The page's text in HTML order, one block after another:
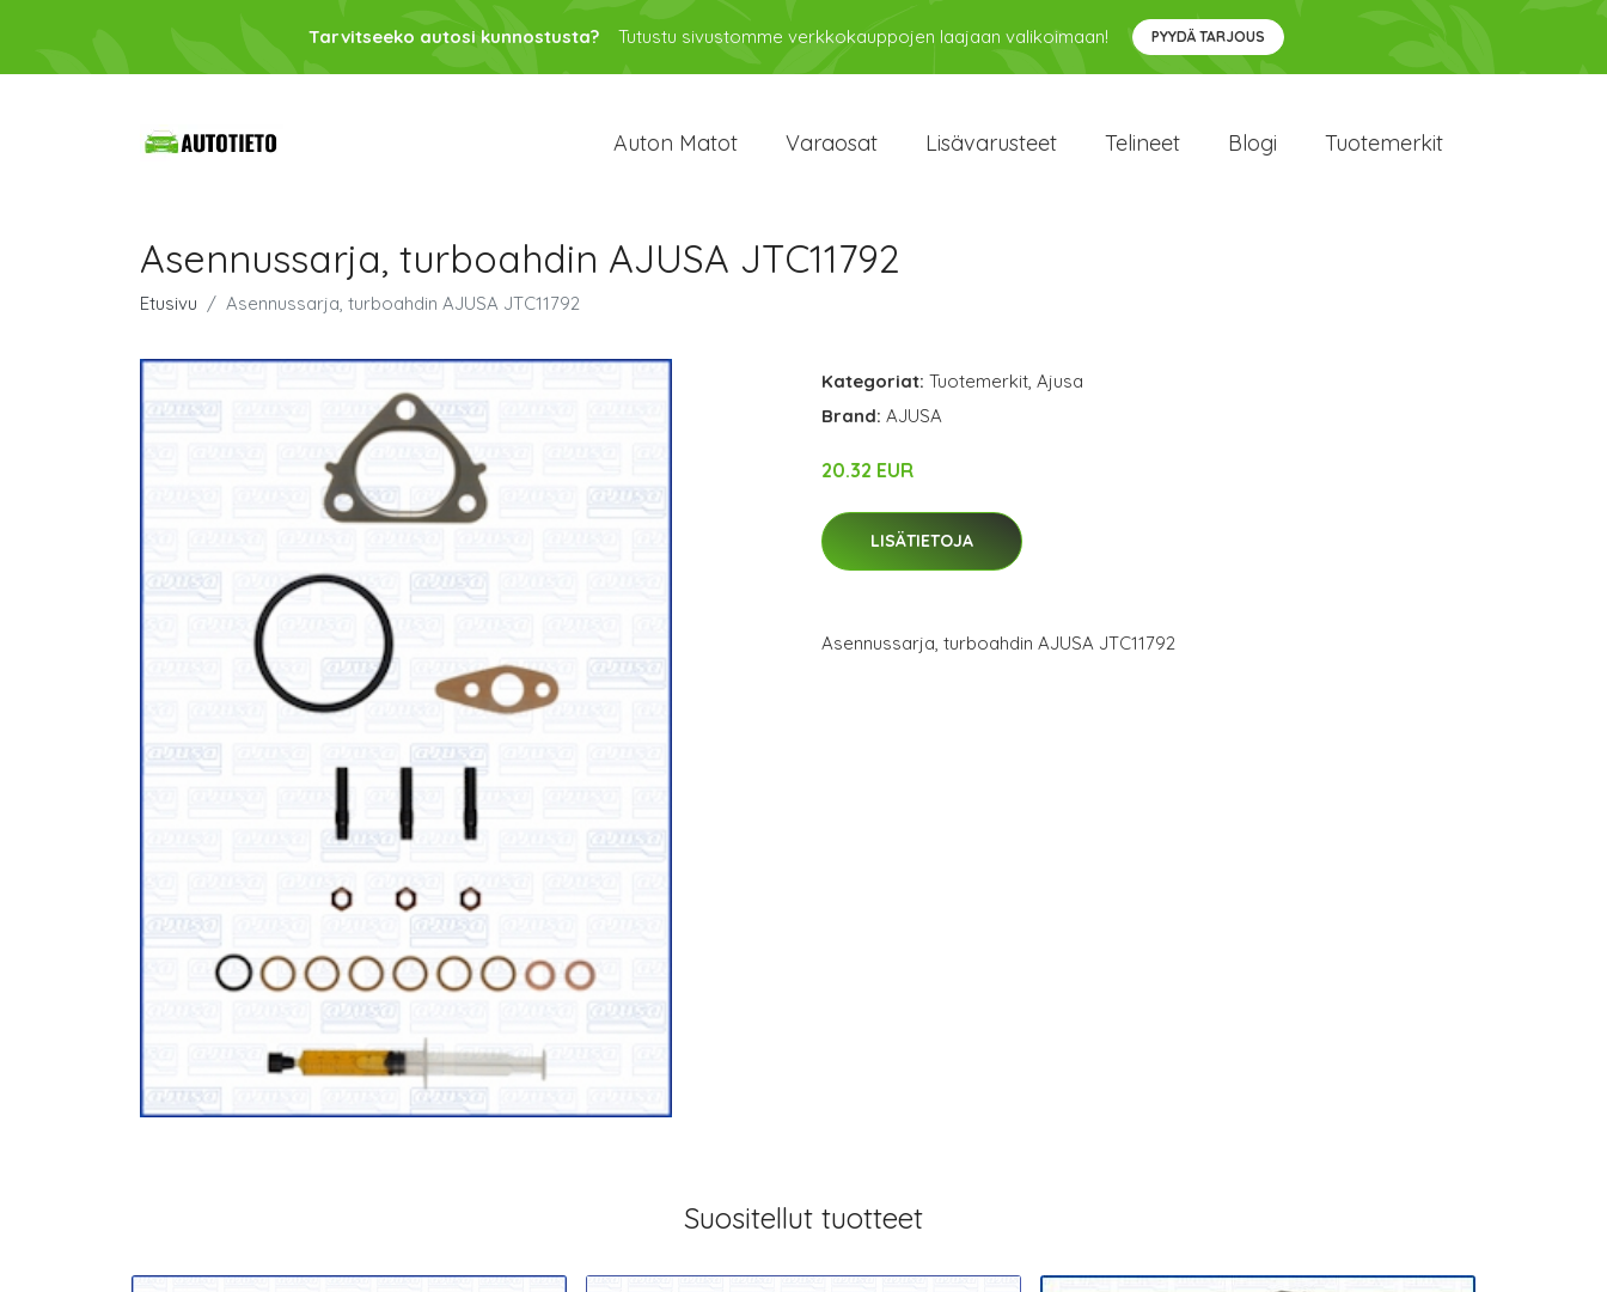
Tarvitseeko autosi kunnostusta? Tutustu sivustomme verkkokauppojen laajaan valikoimaan! PYYDÄ TARJOUS
Auton Matot Varaosat Lisävarusteet Telineet Blogi Tuotemerkit
Asennussarja, turboahdin AJUSA JTC11792
Etusivu Asennussarja, turboahdin AJUSA JTC11792
Kategoriat: Tuotemerkit, Ajusa
Brand: AJUSA
20.32 EUR
LISÄTIETOJA
Asennussarja, turboahdin AJUSA JTC11792
Suositellut tuotteet